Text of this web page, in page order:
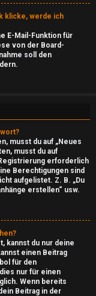
klicke, werde ich
E-Mail-Funktion für
von der Board-
soll den
musst du auf „Neues
musst du auf
erforderlich
Berechtigungen sind
aufgelistet. Z. B. „Du
erstellen“ usw.
kannst du nur deine
einen Beitrag
für den
nur für einen
Wenn bereits
Beitrag in der